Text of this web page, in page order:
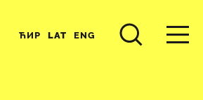
ЋИР LAT ENG